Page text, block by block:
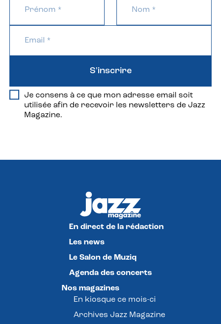
Je consens à ce que mon adresse email soit
utilisée afin de recevoir les newsletters de Jazz
Magazine.
S'inscrire
En direct de la rédaction
Les news
Le Salon de Muziq
Agenda des concerts
Nos magazines
En kiosque ce mois-ci
Archives Jazz Magazine